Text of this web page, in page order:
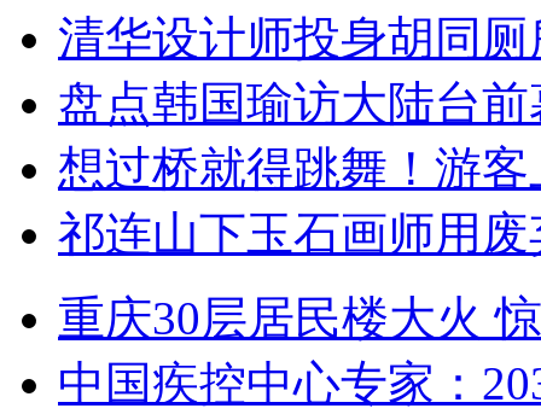
清华设计师投身胡同
盘点韩国瑜访大陆台
想过桥就得跳舞！游客
祁连山下玉石画师用
重庆30层居民楼大火
中国疾控中心专家：